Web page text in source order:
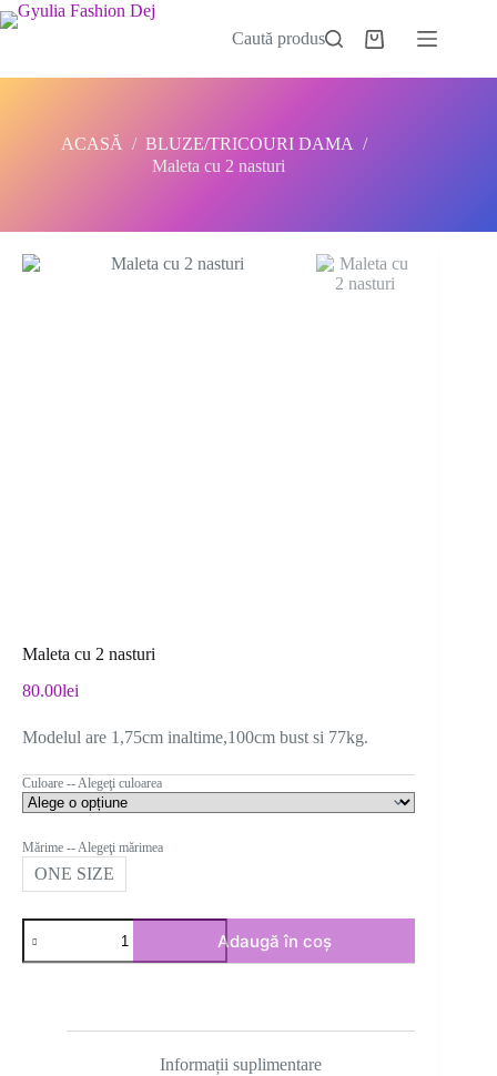
Sari
la
Caută produs
Coș
ACASĂ / BLUZE/TRICOURI DAMA /
Maleta cu 2 nasturi
Maleta cu 2 nasturi
80.00lei
Modelul are 1,75cm inaltime,100cm bust si 77kg.
Culoare -- Alegeţi culoarea
Mărime -- Alegeţi mărimea
ONE SIZE
Cantitate
Maleta
cu
Adaugă în coș
Informații suplimentare